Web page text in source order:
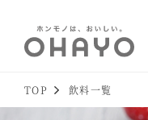
TOP 飲料一覧